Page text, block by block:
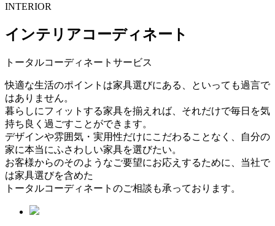
INTERIOR
インテリアコーディネート
トータルコーディネートサービス
快適な生活のポイントは家具選びにある、といっても過言で
はありません。
暮らしにフィットする家具を揃えれば、それだけで毎日を気
持ち良く過ごすことができます。
デザインや雰囲気・実用性だけにこだわることなく、自分の
家に本当にふさわしい家具を選びたい。
お客様からのそのようなご要望にお応えするために、当社で
は家具選びを含めた
トータルコーディネートのご相談も承っております。